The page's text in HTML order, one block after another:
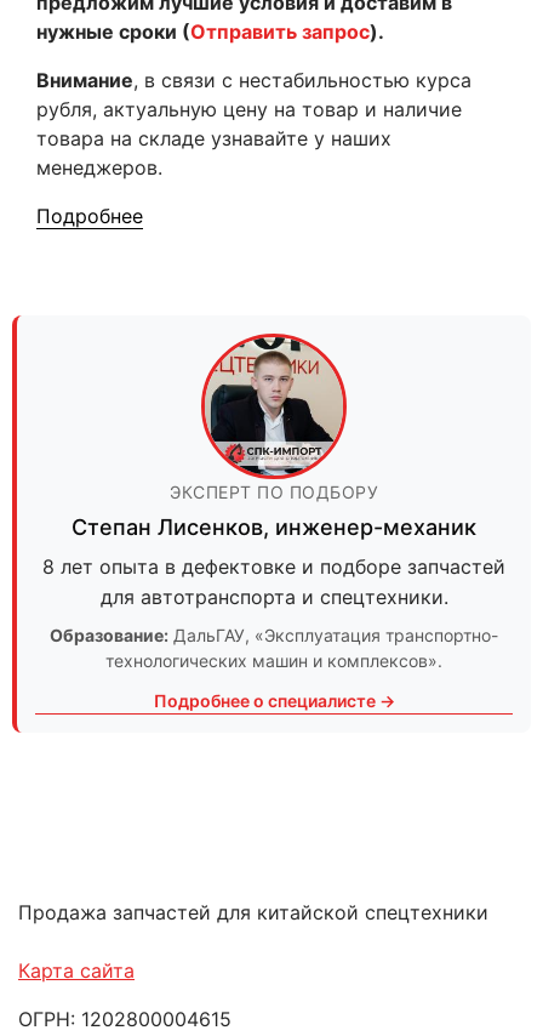
нужные сроки (Отправить запрос).
Внимание, в связи с нестабильностью курса
рубля, актуальную цену на товар и наличие
товара на складе узнавайте у наших
менеджеров.
Подробнее
ЭКСПЕРТ ПО ПОДБОРУ
Степан Лисенков, инженер-механик
8 лет опыта в дефектовке и подборе запчастей
для автотранспорта и спецтехники.
Образование: ДальГАУ, «Эксплуатация транспортно-
технологических машин и комплексов».
Подробнее о специалисте →
Продажа запчастей для китайской спецтехники
Карта сайта
ОГРН: 1202800004615